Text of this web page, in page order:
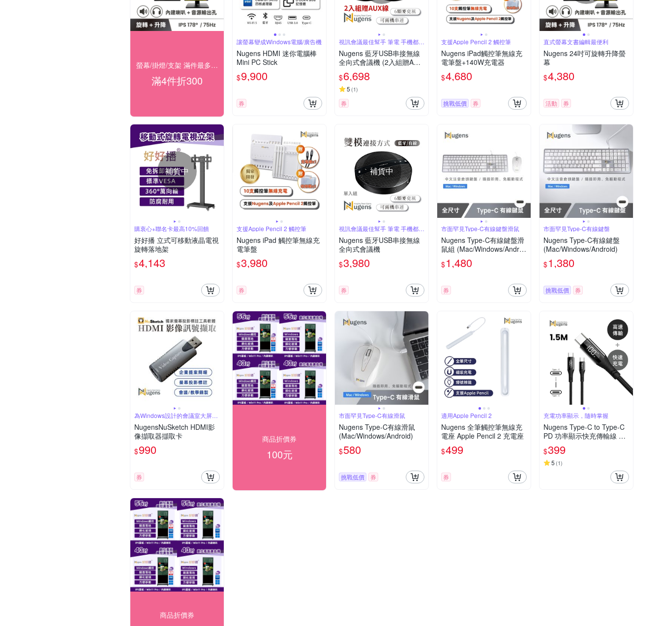
螢幕/掛燈/支架 滿件最多折300！(宅配)
滿4件折300
讓螢幕變成Windows電腦/廣告機
Nugens HDMI 迷你電腦棒
Mini PC Stick
$9,900
券
視訊會議最佳幫手 筆電 手機都能
用
Nugens 藍牙USB串接無線
全向式會議機 (2入組贈AUX
線)
$6,698
5 (1)
券
支援Apple Pencil 2 觸控筆
Nugens iPad觸控筆無線充
電筆盤+140W充電器
$4,680
挑戰低價 券
直式螢幕文書編輯最便利
Nugens 24吋可旋轉升降螢
幕
$4,380
活動 券
補貨中
購衷心+聯名卡最高10%回饋
好好播 立式可移動液晶電視
旋轉落地架
$4,143
券
支援Apple Pencil 2 觸控筆
Nugens iPad 觸控筆無線充
電筆盤
$3,980
券
補貨中
視訊會議最佳幫手 筆電 手機都能
用
Nugens 藍牙USB串接無線
全向式會議機
$3,980
券
市面罕見Type-C有線鍵盤滑鼠
Nugens Type-C有線鍵盤滑
鼠組 (Mac/Windows/Androi
$1,480
券
市面罕見Type-C有線鍵盤
Nugens Type-C有線鍵盤
(Mac/Windows/Android)
$1,380
挑戰低價 券
為Windows設計的會議室大屏解
決方案
NugensNuSketch HDMI影
像擷取器擷取卡
$990
券
商品折價券
100元
市面罕見Type-C有線滑鼠
Nugens Type-C有線滑鼠
(Mac/Windows/Android)
$580
挑戰低價 券
適用Apple Pencil 2
Nugens 全筆觸控筆無線充
電座 Apple Pencil 2 充電座
$499
券
充電功率顯示，隨時掌握
Nugens Type-C to Type-C
PD 功率顯示快充傳輸線 1.5
m
$399
5 (1)
商品折價券